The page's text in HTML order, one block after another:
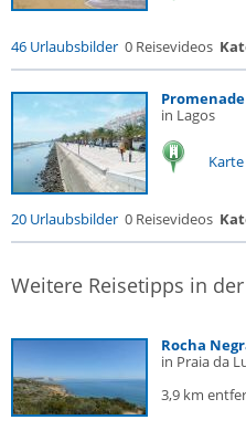
46 Urlaubsbilder 0 Reisevideos
Promenade
in Lagos
Karte
20 Urlaubsbilder 0 Reisevideos
Weitere Reisetipps in
Rocha
in Praia da
3,9 km